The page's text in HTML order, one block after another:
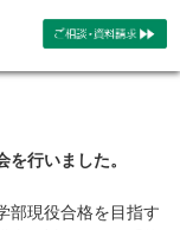
行いました。
部現役合格を目指す